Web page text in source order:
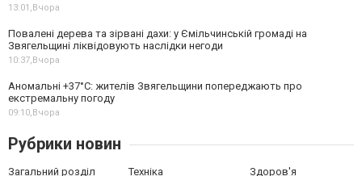
13:01, Вчора
Повалені дерева та зірвані дахи: у Ємільчинській громаді на
Звягельщині ліквідовують наслідки негоди
10:37, Вчора
Аномальні +37°C: жителів Звягельщини попереджають про
екстремальну погоду
09:10, Вчора
Рубрики новин
Загальний розділ Техніка Здоров'я